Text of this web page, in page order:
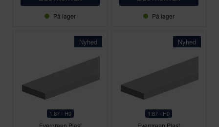
På lager På lager
Nyhed
1:87 - H0
Evergreen Plast
Nyhed
1:87 - H0
Evergreen Plast